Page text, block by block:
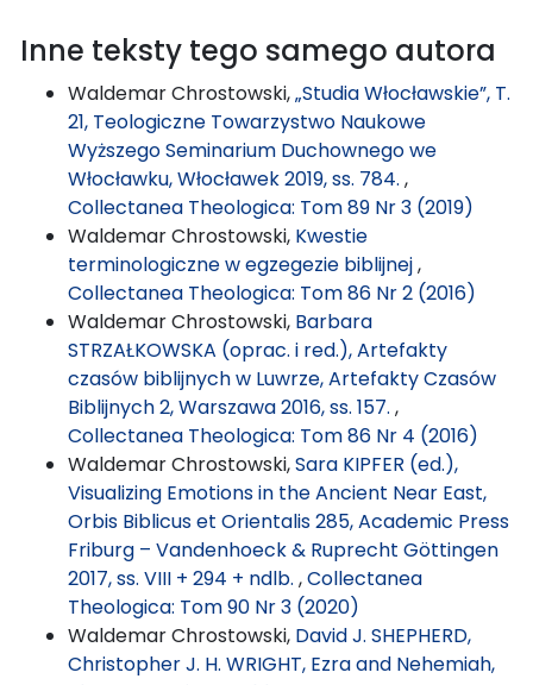
Inne teksty tego samego autora
Waldemar Chrostowski,„Studia Włocławskie”, T.
21, Teologiczne Towarzystwo Naukowe
Wyższego Seminarium Duchownego we
Włocławku, Włocławek 2019, ss. 784. ,
Collectanea Theologica: Tom 89 Nr 3 (2019)
Waldemar Chrostowski, Kwestie
terminologiczne w egzegezie biblijnej,
Collectanea Theologica: Tom 86 Nr 2 (2016)
Waldemar Chrostowski, Barbara
STRZAŁKOWSKA (oprac. i red.), Artefakty
czasów biblijnych w Luwrze, Artefakty Czasów
Biblijnych 2, Warszawa 2016, ss. 157. ,
Collectanea Theologica: Tom 86 Nr 4 (2016)
Waldemar Chrostowski,Sara KIPFER (ed.),
Visualizing Emotions in the Ancient Near East,
Orbis Biblicus et Orientalis 285, Academic Press
Friburg – Vandenhoeck & Ruprecht Göttingen
2017, ss. VIII + 294 + ndlb. ,Collectanea
Theologica: Tom 90 Nr 3 (2020)
Waldemar Chrostowski, David J. SHEPHERD,
Christopher J. H. WRIGHT, Ezra and Nehemiah,